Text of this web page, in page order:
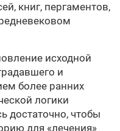
книг, пергаментов,
исходной
и
более ранних
логики
достаточно, чтобы
для «лечения»